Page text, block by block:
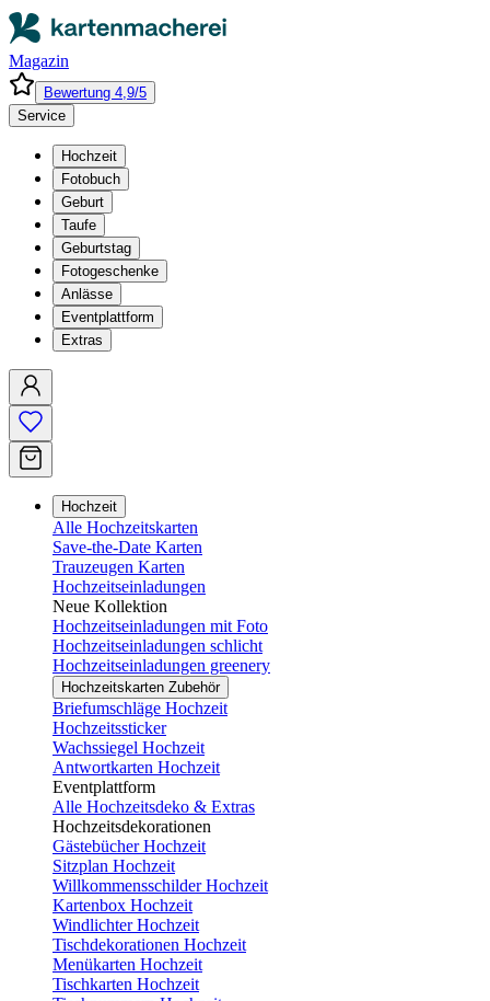
Magazin
Bewertung 4,9/5
Service
Hochzeit
Fotobuch
Geburt
Taufe
Geburtstag
Fotogeschenke
Anlässe
Eventplattform
Extras
Hochzeit
Alle Hochzeitskarten
Save-the-Date Karten
Trauzeugen Karten
Hochzeitseinladungen
Neue Kollektion
Hochzeitseinladungen mit Foto
Hochzeitseinladungen schlicht
Hochzeitseinladungen greenery
Hochzeitskarten Zubehör
Briefumschläge Hochzeit
Hochzeitssticker
Wachssiegel Hochzeit
Antwortkarten Hochzeit
Eventplattform
Alle Hochzeitsdeko & Extras
Hochzeitsdekorationen
Gästebücher Hochzeit
Sitzplan Hochzeit
Willkommensschilder Hochzeit
Kartenbox Hochzeit
Windlichter Hochzeit
Tischdekorationen Hochzeit
Menükarten Hochzeit
Tischkarten Hochzeit